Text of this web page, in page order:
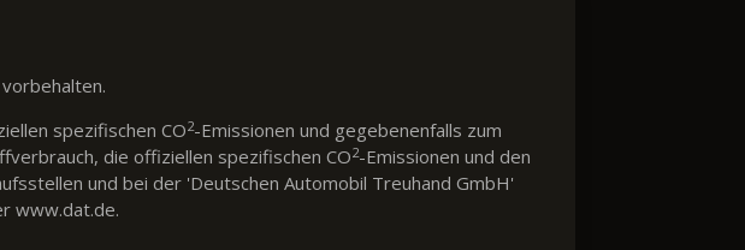
spezifischen CO2-Emissionen und gegebenenfalls zum
die offiziellen spezifischen CO2-Emissionen und den
und bei der 'Deutschen Automobil Treuhand GmbH'
www.dat.de.